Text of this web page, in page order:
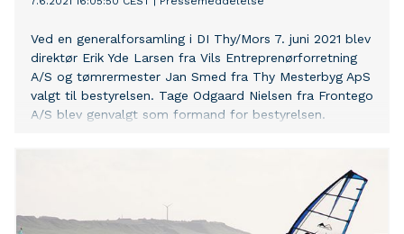
Ved en generalforsamling i DI Thy/Mors 7. juni 2021 blev
direktør Erik Yde Larsen fra Vils Entreprenørforretning
A/S og tømrermester Jan Smed fra Thy Mesterbyg ApS
valgt til bestyrelsen. Tage Odgaard Nielsen fra Frontego
A/S blev genvalgt som formand for bestyrelsen.